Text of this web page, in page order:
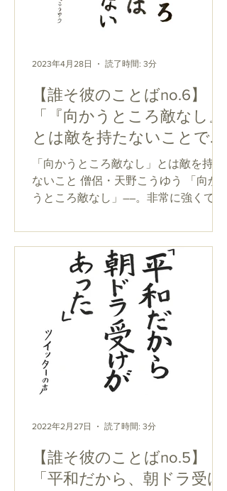
【誰そ彼のことばno.6】
「『向かうところ敵なし』
とは敵を持たないことで
す」【仏教コラム】
「向かうところ敵なし」とは敵を持た
ないこと 僧侶・天野こうゆう 「向か
うところ敵なし」――。非常に強くて、
使われる言葉です。「今のあのチーム
なら、向かうところ敵なしだね」。こ
んな感じでしょうか。...
2023年4月28日 読了時間: 3分
【誰そ彼のことばno.5】
「平和だから、朝ドラ受け
2022年2月27日 読了時間: 3分